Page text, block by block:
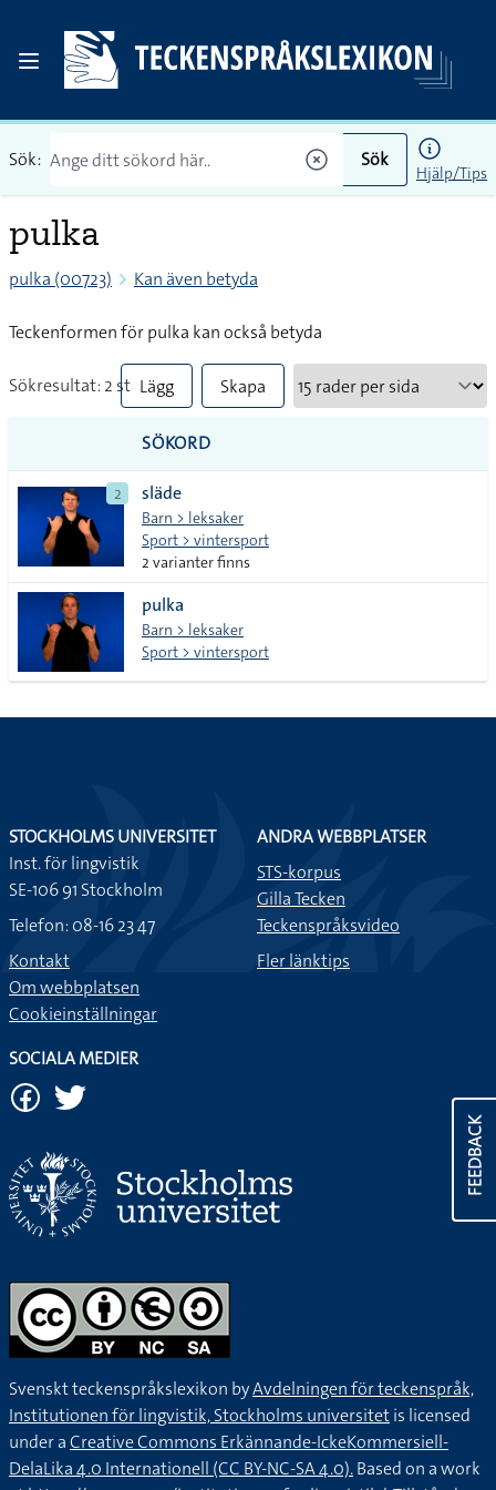
Sök: Sök
Hjälp/Tips
pulka
pulka (00723) Kan även betyda
Teckenformen för pulka kan också betyda
Sökresultat: 2 st Lägg
till
alla i
lista
Skapa
SÖKORD
2 släde
Barn > leksaker
Sport > vintersport
2 varianter finns
pulka
Barn > leksaker
Sport > vintersport
FEEDBACK
STOCKHOLMS UNIVERSITET
Inst. för lingvistik
SE-106 91 Stockholm
Telefon: 08-16 23 47
Kontakt
Om webbplatsen
Cookieinställningar
ANDRA WEBBPLATSER
STS-korpus
Gilla Tecken
Teckenspråksvideo
Fler länktips
SOCIALA MEDIER
Svenskt teckenspråkslexikon byAvdelningen för teckenspråk,
Institutionen för lingvistik, Stockholms universitetis licensed
under aCreative Commons Erkännande-IckeKommersiell-
DelaLika 4.0 Internationell (CC BY-NC-SA 4.0).Based on a work